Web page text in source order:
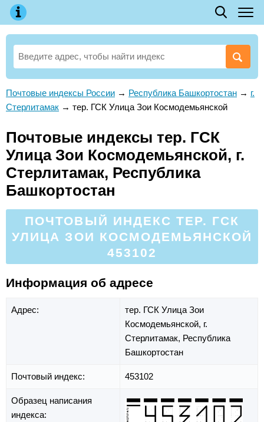
Почтовые индексы России → Республика Башкортостан → г.
Стерлитамак → тер. ГСК Улица Зои Космодемьянской
Почтовые индексы тер. ГСК
Улица Зои Космодемьянской, г.
Стерлитамак, Республика
Башкортостан
ПОЧТОВЫЙ ИНДЕКС ТЕР. ГСК
УЛИЦА ЗОИ КОСМОДЕМЬЯНСКОЙ
453102
Информация об адресе
Адрес:
тер. ГСК Улица Зои
Космодемьянской, г.
Стерлитамак, Республика
Башкортостан
Почтовый индекс: 453102
Образец написания
индекса: